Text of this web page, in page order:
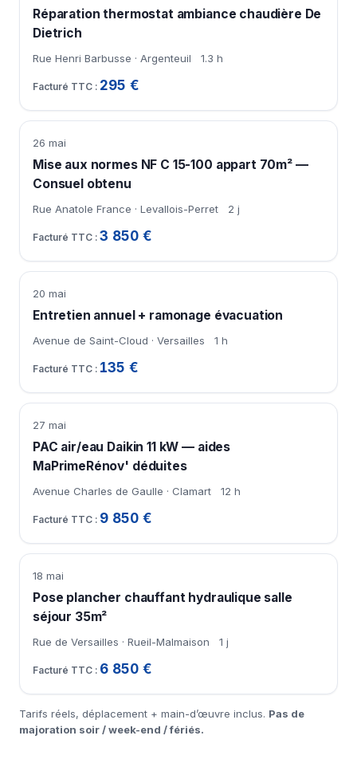
Réparation thermostat ambiance chaudière De
Dietrich
Rue Henri Barbusse · Argenteuil 1.3 h
295 €
26 mai
Mise aux normes NF C 15-100 appart 70m² —
Consuel obtenu
Rue Anatole France · Levallois-Perret 2 j
3 850 €
20 mai
Entretien annuel + ramonage évacuation
Avenue de Saint-Cloud · Versailles 1 h
135 €
27 mai
PAC air/eau Daikin 11 kW — aides
MaPrimeRénov' déduites
Avenue Charles de Gaulle · Clamart 12 h
9 850 €
18 mai
Pose plancher chauffant hydraulique salle
séjour 35m²
Rue de Versailles · Rueil-Malmaison 1 j
6 850 €
Tarifs réels, déplacement + main-d’œuvre inclus. Pas de
majoration soir / week-end / fériés.